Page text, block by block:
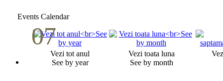
07 Cina Domnului
Events Calendar
Vezi tot anul
See by year
Vezi toata luna
See by month